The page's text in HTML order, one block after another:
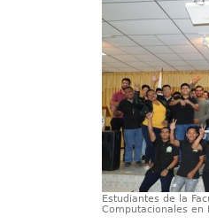
Estudiantes de la
Computacionales en